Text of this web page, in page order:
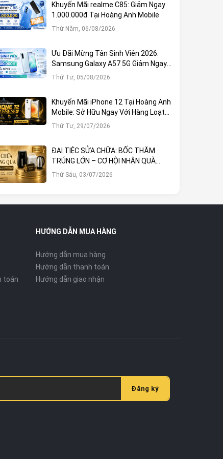
Khuyến Mãi realme C85: Giảm Ngay
1.000.000đ Tại Hoàng Anh Mobile
Thứ Năm, 06/08/2026
Ưu Đãi Mừng Tân Sinh Viên 2026:
Samsung Galaxy A57 5G Giảm Ngay
1.000.000đ
Thứ Tư, 05/08/2026
Khuyến Mãi iPhone 12 Tại Hoàng Anh
Mobile: Sở Hữu Ngay Với Hàng Loạt
Ưu Đãi Hấp Dẫn
Thứ Tư, 29/07/2026
ĐẠI TIỆC SỬA CHỮA: BỐC THĂM
TRÚNG LỚN – CƠ HỘI NHẬN QUÀ
KHỦNG TẠI HOÀNG ANH MOBILE
Thứ Sáu, 03/07/2026
toán
HƯỚNG DẪN MUA HÀNG
Hướng dẫn mua hàng
Hướng dẫn thanh toán
Hướng dẫn giao nhận
Đăng ký